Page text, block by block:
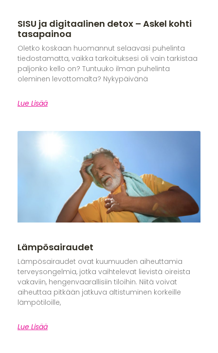
SISU ja digitaalinen detox – Askel kohti
tasapainoa
Oletko koskaan huomannut selaavasi puhelinta
tiedostamatta, vaikka tarkoituksesi oli vain tarkistaa
paljonko kello on? Tuntuuko ilman puhelinta
oleminen levottomalta? Nykypäivänä
Lue Lisää
Lämpösairaudet
Lämpösairaudet ovat kuumuuden aiheuttamia
terveysongelmia, jotka vaihtelevat lievistä oireista
vakaviin, hengenvaarallisiin tiloihin. Niitä voivat
aiheuttaa pitkään jatkuva altistuminen korkeille
lämpötiloille,
Lue Lisää